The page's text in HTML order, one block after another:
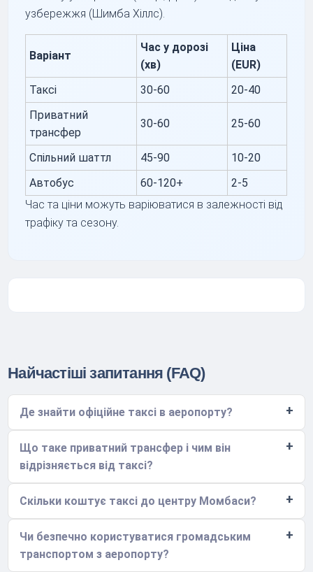
узбережжя (Шимба Хіллс).
Варіант
Час у дорозі
(хв)
Ціна
(EUR)
Таксі
30-60
20-40
Приватний
трансфер
30-60 25-60
Спільний шаттл 45-90
10-20
Автобус
60-120+
2-5
Час та ціни можуть варіюватися в залежності від
трафіку та сезону.
Найчастіші запитання (FAQ)
Де знайти офіційне таксі в аеропорту?
Що таке приватний трансфер і чим він
відрізняється від таксі?
Скільки коштує таксі до центру Момбаси?
Чи безпечно користуватися громадським
транспортом з аеропорту?